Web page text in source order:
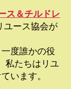
ス＆チルドレ
ユース協会が
度誰かの役
私たちはリユ
います。